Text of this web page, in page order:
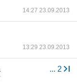
14:27 23.09.2013
13:29 23.09.2013
... 2